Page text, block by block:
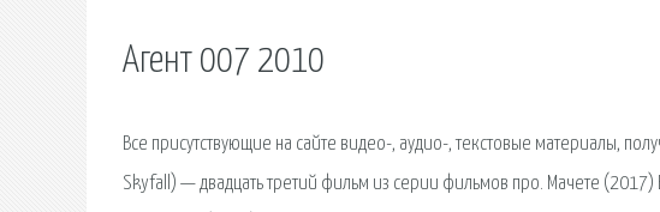
Агент 007 2010
Все присутствующие на сайте видео-, аудио-, текстовые материалы,
Skyfall) — двадцать третий фильм из серии фильмов про. Мачете